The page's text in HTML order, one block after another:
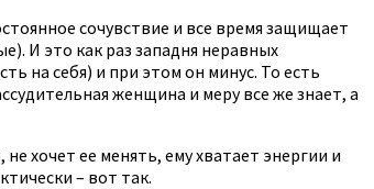
сочувствие и все время защищает
И это как раз западня неравных
на себя) и при этом он минус. То есть
женщина и меру все же знает, а
хочет ее менять, ему хватает энергии и
– вот так.